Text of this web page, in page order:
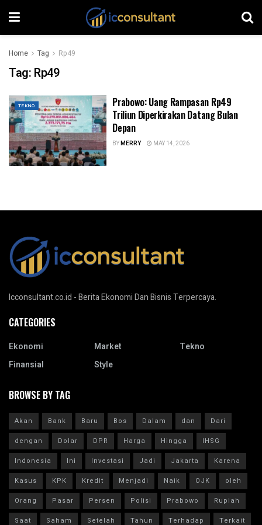
Home Tag Rp49
Tag: Rp49
TEKNO
Prabowo: Uang Rampasan Rp49
Triliun Diperkirakan Datang Bulan
Depan
BYMERRY MAY 14, 2026
Icconsultant.co.id - Berita Ekonomi Dan Bisnis Terpercaya.
CATEGORIES
Ekonomi
Finansial
Market
Style
Tekno
BROWSE BY TAG
Akan Bank Baru Bos Dalam dan
Dari
dengan
Dolar DPR Harga Hingga
IHSG
Indonesia
Ini Investasi Jadi Jakarta
Karena
Kasus
KPK Kredit Menjadi Naik OJK
oleh
Orang
Pasar Persen Polisi Prabowo
Rupiah
Saat
Saham Setelah Tahun Terhadap Terkait